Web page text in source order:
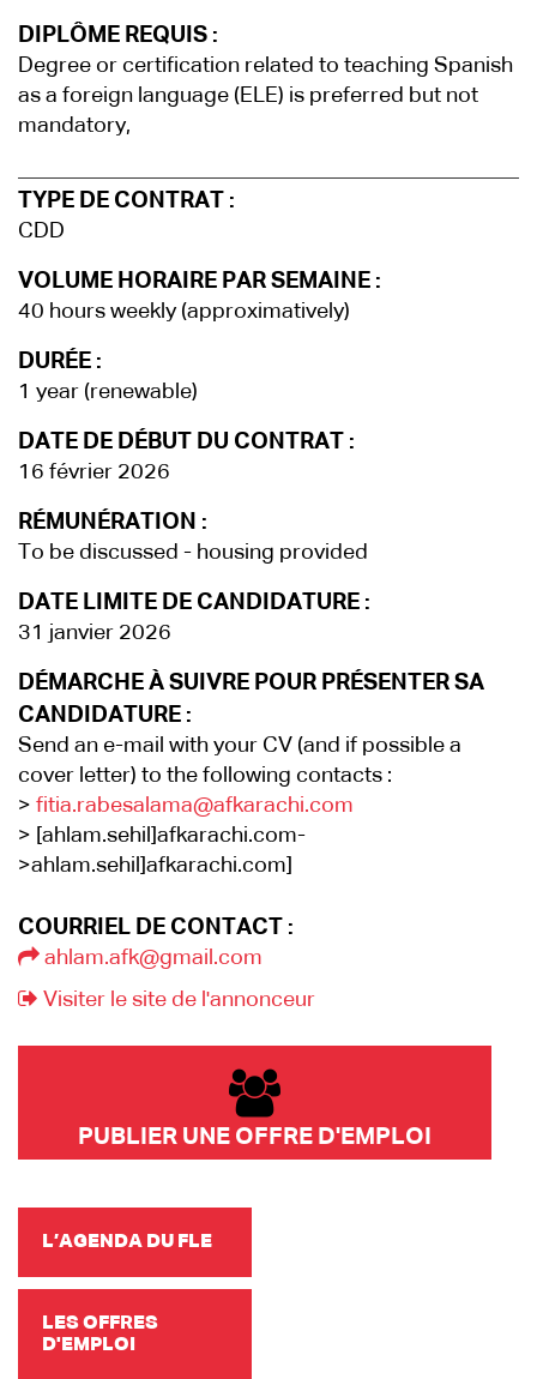
DIPLÔME REQUIS :
Degree or certification related to teaching Spanish
as a foreign language (ELE) is preferred but not
mandatory,
TYPE DE CONTRAT :
CDD
VOLUME HORAIRE PAR SEMAINE :
40 hours weekly (approximatively)
DURÉE :
1 year (renewable)
DATE DE DÉBUT DU CONTRAT :
16 février 2026
RÉMUNÉRATION :
To be discussed - housing provided
DATE LIMITE DE CANDIDATURE :
31 janvier 2026
DÉMARCHE À SUIVRE POUR PRÉSENTER SA
CANDIDATURE :
Send an e-mail with your CV (and if possible a
cover letter) to the following contacts :
> fitia.rabesalama@afkarachi.com
> [ahlam.sehil]afkarachi.com-
>ahlam.sehil]afkarachi.com]
COURRIEL DE CONTACT :
ahlam.afk@gmail.com
Visiter le site de l'annonceur
PUBLIER UNE OFFRE D'EMPLOI
L’AGENDA DU FLE
LES OFFRES
D'EMPLOI